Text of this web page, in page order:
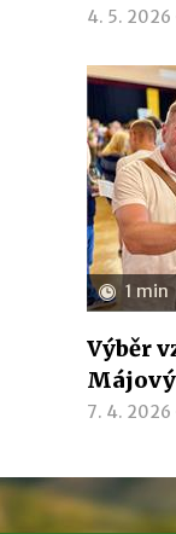
4. 5. 2026
1 min
Výběr
7. 4. 2026